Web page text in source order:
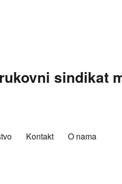
sindikat
Kontakt O nama